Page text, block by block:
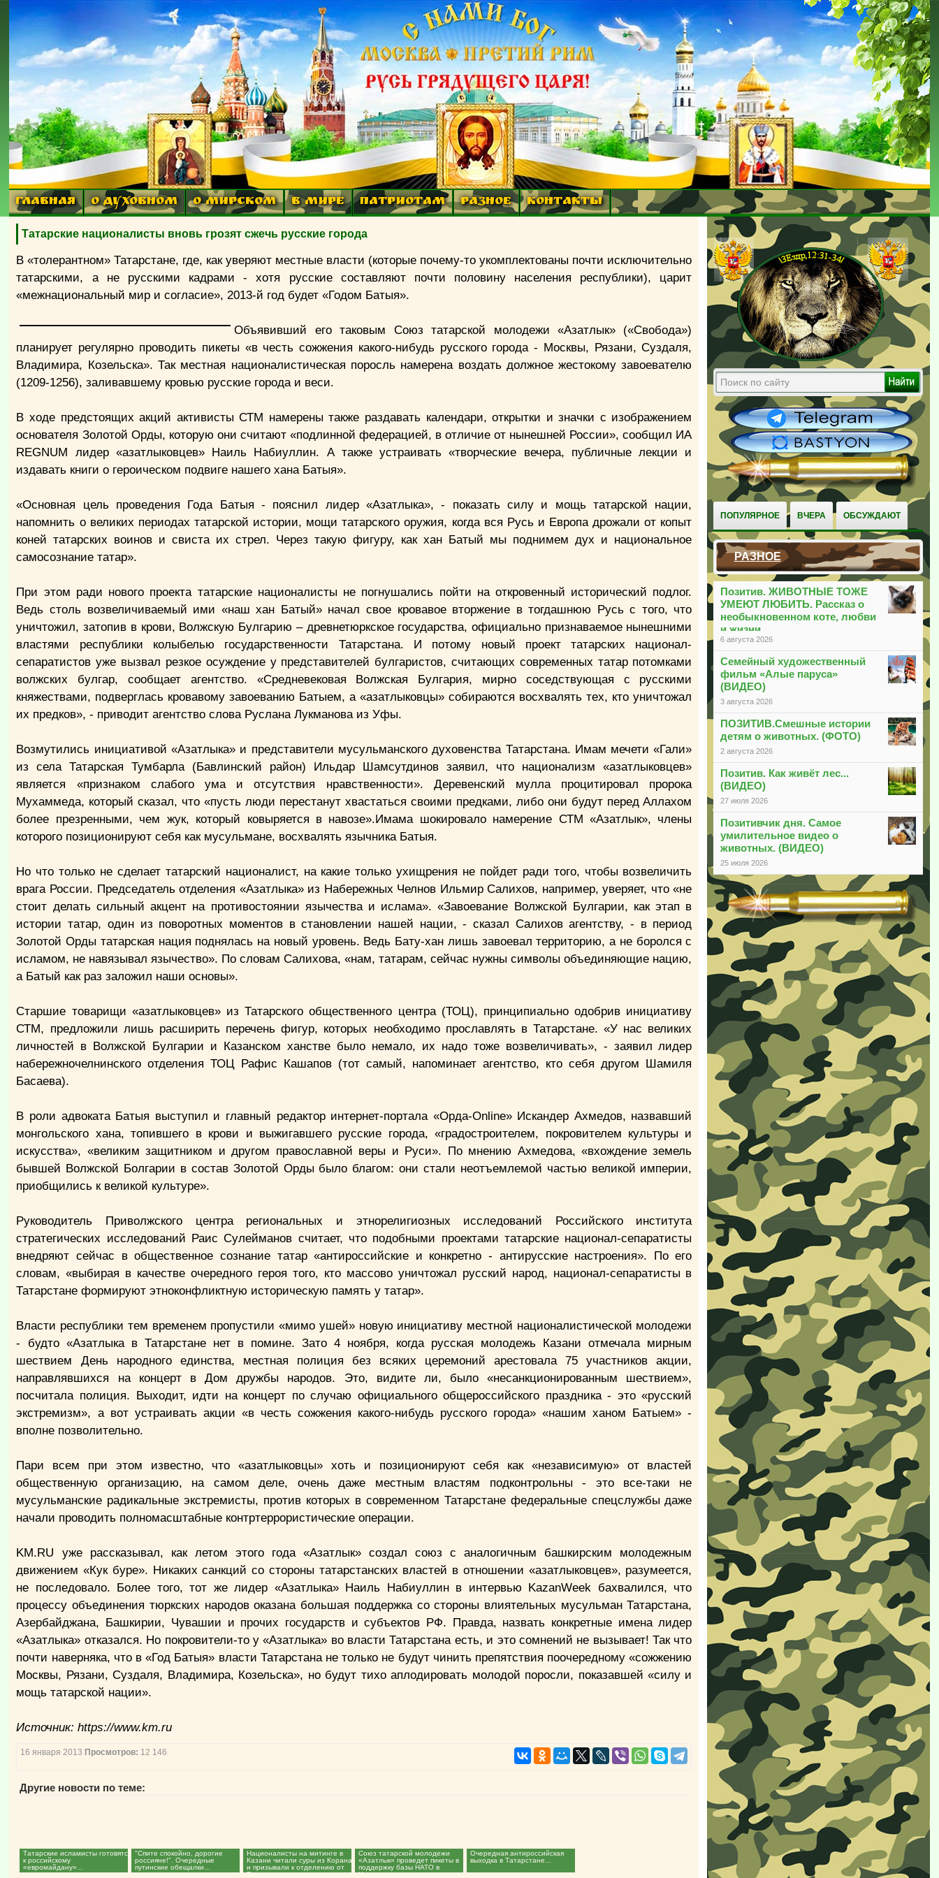
ГЛАВНАЯ О ДУХОВНОМ О МИРСКОМ В МИРЕ ПАТРИОТАМ РАЗНОЕ КОНТАКТЫ
ПОПУЛЯРНОЕ ВЧЕРА ОБСУЖДАЮТ
РАЗНОЕ
Позитив. ЖИВОТНЫЕ ТОЖЕ
УМЕЮТ ЛЮБИТЬ. Рассказ о
необыкновенном коте, любви
и жизни
6 августа 2026
Семейный художественный
фильм «Алые паруса»
(ВИДЕО)
3 августа 2026
ПОЗИТИВ.Смешные истории
детям о животных. (ФОТО)
2 августа 2026
Позитив. Как живёт лес...
(ВИДЕО)
27 июля 2026
Позитивчик дня. Самое
умилительное видео о
животных. (ВИДЕО)
25 июля 2026
Татарские националисты вновь грозят сжечь русские города
В «толерантном» Татарстане, где, как уверяют местные власти (которые почему-то укомплектованы почти исключительно
татарскими, а не русскими кадрами - хотя русские составляют почти половину населения республики), царит
«межнациональный мир и согласие», 2013-й год будет «Годом Батыя».
Объявивший его таковым Союз татарской молодежи «Азатлык» («Свобода»)
планирует регулярно проводить пикеты «в честь сожжения какого-нибудь русского города - Москвы, Рязани, Суздаля,
Владимира, Козельска». Так местная националистическая поросль намерена воздать должное жестокому завоевателю
(1209-1256), заливавшему кровью русские города и веси.
В ходе предстоящих акций активисты СТМ намерены также раздавать календари, открытки и значки с изображением
основателя Золотой Орды, которую они считают «подлинной федерацией, в отличие от нынешней России», сообщил ИА
REGNUM лидер «азатлыковцев» Наиль Набиуллин. А также устраивать «творческие вечера, публичные лекции и
издавать книги о героическом подвиге нашего хана Батыя».
«Основная цель проведения Года Батыя - пояснил лидер «Азатлыка», - показать силу и мощь татарской нации,
напомнить о великих периодах татарской истории, мощи татарского оружия, когда вся Русь и Европа дрожали от копыт
коней татарских воинов и свиста их стрел. Через такую фигуру, как хан Батый мы поднимем дух и национальное
самосознание татар».
При этом ради нового проекта татарские националисты не погнушались пойти на откровенный исторический подлог.
Ведь столь возвеличиваемый ими «наш хан Батый» начал свое кровавое вторжение в тогдашнюю Русь с того, что
уничтожил, затопив в крови, Волжскую Булгарию – древнетюркское государства, официально признаваемое нынешними
властями республики колыбелью государственности Татарстана. И потому новый проект татарских национал-
сепаратистов уже вызвал резкое осуждение у представителей булгаристов, считающих современных татар потомками
волжских булгар, сообщает агентство. «Средневековая Волжская Булгария, мирно соседствующая с русскими
княжествами, подверглась кровавому завоеванию Батыем, а «азатлыковцы» собираются восхвалять тех, кто уничтожал
их предков», - приводит агентство слова Руслана Лукманова из Уфы.
Возмутились инициативой «Азатлыка» и представители мусульманского духовенства Татарстана. Имам мечети «Гали»
из села Татарская Тумбарла (Бавлинский район) Ильдар Шамсутдинов заявил, что национализм «азатлыковцев»
является «признаком слабого ума и отсутствия нравственности». Деревенский мулла процитировал пророка
Мухаммеда, который сказал, что «пусть люди перестанут хвастаться своими предками, либо они будут перед Аллахом
более презренными, чем жук, который ковыряется в навозе».Имама шокировало намерение СТМ «Азатлык», члены
которого позиционируют себя как мусульмане, восхвалять язычника Батыя.
Но что только не сделает татарский националист, на какие только ухищрения не пойдет ради того, чтобы возвеличить
врага России. Председатель отделения «Азатлыка» из Набережных Челнов Ильмир Салихов, например, уверяет, что «не
стоит делать сильный акцент на противостоянии язычества и ислама». «Завоевание Волжской Булгарии, как этап в
истории татар, один из поворотных моментов в становлении нашей нации, - сказал Салихов агентству, - в период
Золотой Орды татарская нация поднялась на новый уровень. Ведь Бату-хан лишь завоевал территорию, а не боролся с
исламом, не навязывал язычество». По словам Салихова, «нам, татарам, сейчас нужны символы объединяющие нацию,
а Батый как раз заложил наши основы».
Старшие товарищи «азатлыковцев» из Татарского общественного центра (ТОЦ), принципиально одобрив инициативу
СТМ, предложили лишь расширить перечень фигур, которых необходимо прославлять в Татарстане. «У нас великих
личностей в Волжской Булгарии и Казанском ханстве было немало, их надо тоже возвеличивать», - заявил лидер
набережночелнинского отделения ТОЦ Рафис Кашапов (тот самый, напоминает агентство, кто себя другом Шамиля
Басаева).
В роли адвоката Батыя выступил и главный редактор интернет-портала «Орда-Online» Искандер Ахмедов, назвавший
монгольского хана, топившего в крови и выжигавшего русские города, «градостроителем, покровителем культуры и
искусства», «великим защитником и другом православной веры и Руси». По мнению Ахмедова, «вхождение земель
бывшей Волжской Болгарии в состав Золотой Орды было благом: они стали неотъемлемой частью великой империи,
приобщились к великой культуре».
Руководитель Приволжского центра региональных и этнорелигиозных исследований Российского института
стратегических исследований Раис Сулейманов считает, что подобными проектами татарские национал-сепаратисты
внедряют сейчас в общественное сознание татар «антироссийские и конкретно - антирусские настроения». По его
словам, «выбирая в качестве очередного героя того, кто массово уничтожал русский народ, национал-сепаратисты в
Татарстане формируют этноконфликтную историческую память у татар».
Власти республики тем временем пропустили «мимо ушей» новую инициативу местной националистической молодежи
- будто «Азатлыка в Татарстане нет в помине. Зато 4 ноября, когда русская молодежь Казани отмечала мирным
шествием День народного единства, местная полиция без всяких церемоний арестовала 75 участников акции,
направлявшихся на концерт в Дом дружбы народов. Это, видите ли, было «несанкционированным шествием»,
посчитала полиция. Выходит, идти на концерт по случаю официального общероссийского праздника - это «русский
экстремизм», а вот устраивать акции «в честь сожжения какого-нибудь русского города» «нашим ханом Батыем» -
вполне позволительно.
Пари всем при этом известно, что «азатлыковцы» хоть и позиционируют себя как «независимую» от властей
общественную организацию, на самом деле, очень даже местным властям подконтрольны - это все-таки не
мусульманские радикальные экстремисты, против которых в современном Татарстане федеральные спецслужбы даже
начали проводить полномасштабные контртеррористические операции.
KM.RU уже рассказывал, как летом этого года «Азатлык» создал союз с аналогичным башкирским молодежным
движением «Кук буре». Никаких санкций со стороны татарстанских властей в отношении «азатлыковцев», разумеется,
не последовало. Более того, тот же лидер «Азатлыка» Наиль Набиуллин в интервью KazanWeek бахвалился, что
процессу объединения тюркских народов оказана большая поддержка со стороны влиятельных мусульман Татарстана,
Азербайджана, Башкирии, Чувашии и прочих государств и субъектов РФ. Правда, назвать конкретные имена лидер
«Азатлыка» отказался. Но покровители-то у «Азатлыка» во власти Татарстана есть, и это сомнений не вызывает! Так что
почти наверняка, что в «Год Батыя» власти Татарстана не только не будут чинить препятствия поочередному «сожжению
Москвы, Рязани, Суздаля, Владимира, Козельска», но будут тихо аплодировать молодой поросли, показавшей «силу и
мощь татарской нации».
Источник: https://www.km.ru
16 января 2013 Просмотров: 12 146
Другие новости по теме:
Татарские исламисты готовятся
к российскому
«евромайдану»...
"Спите спокойно, дорогие
россияне!". Очередные
путинские обещалки...
Националисты на митинге в
Казани читали суры из Корана
и призывали к отделению от
России...
Союз татарской молодежи
«Азатлык» проведет пикеты в
поддержку базы НАТО в
Ульяновске...
Очередная антироссийская
выходка в Татарстане...